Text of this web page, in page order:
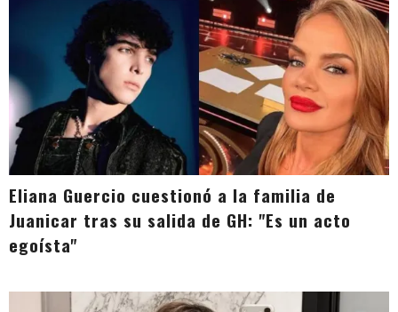
Eliana Guercio cuestionó a la familia de
Juanicar tras su salida de GH: "Es un acto
egoísta"